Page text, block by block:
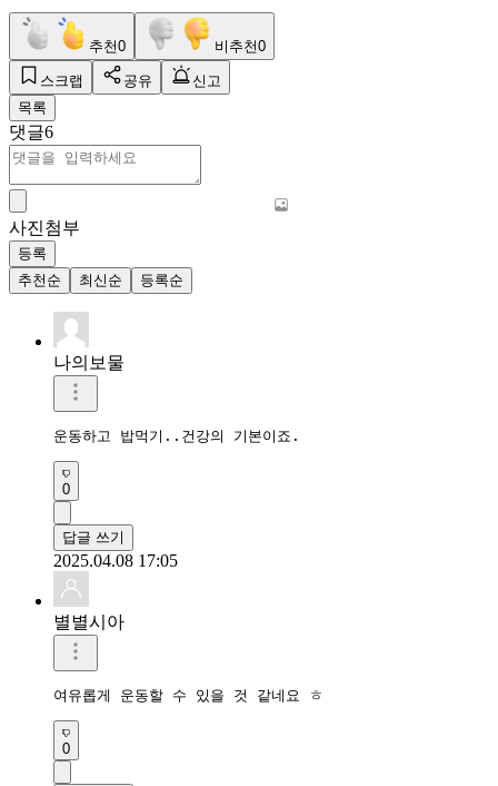
추천0 비추천0
스크랩 공유
신고
목록
댓글6
사진첨부
등록
추천순
최신순 등록순
나의보물
운동하고 밥먹기..건강의 기본이죠.
0
답글 쓰기
2025.04.08 17:05
별별시아
여유롭게 운동할 수 있을 것 같네요 ㅎ
0